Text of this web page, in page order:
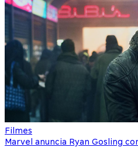
Filmes
Marvel anuncia Ryan Gosling